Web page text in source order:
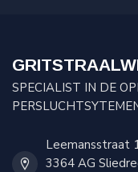
SPECIALIST IN DE
Leemansstraat
3364 AG